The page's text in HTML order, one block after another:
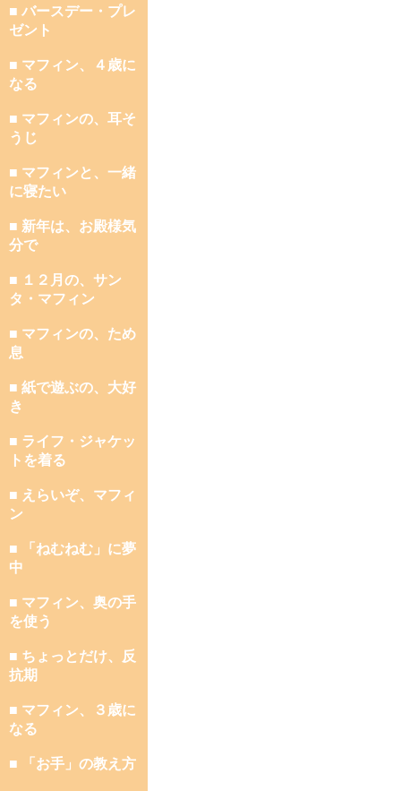
■ バースデー・プレ
ゼント
■ マフィン、４歳に
なる
■ マフィンの、耳そ
うじ
■ マフィンと、一緒
に寝たい
■ 新年は、お殿様気
分で
■ １２月の、サン
タ・マフィン
■ マフィンの、ため
息
■ 紙で遊ぶの、大好
き
■ ライフ・ジャケッ
トを着る
■ えらいぞ、マフィ
ン
■ 「ねむねむ」に夢
中
■ マフィン、奥の手
を使う
■ ちょっとだけ、反
抗期
■ マフィン、３歳に
なる
■ 「お手」の教え方